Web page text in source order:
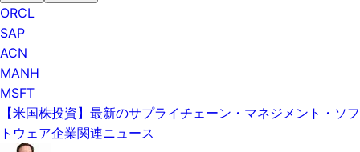
ORCL
SAP
ACN
MANH
MSFT
【米国株投資】最新のサプライチェーン・マネジメント・ソフ
トウェア企業関連ニュース